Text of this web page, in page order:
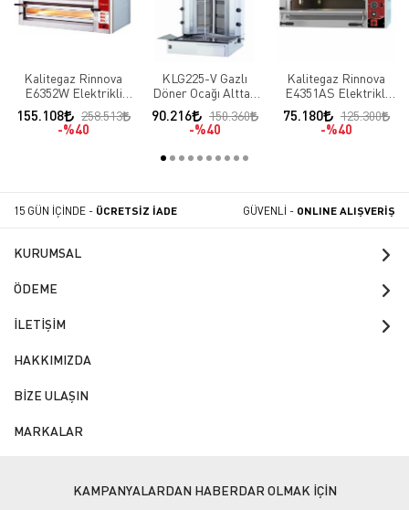
Kalitegaz Rinnova
E6352W Elektrikli
Pizza Fırını
Elektronik Kontrol
155.108
258.513
%40
KLG225-V Gazlı
Döner Ocağı Alttan
Motorlu V Model
Hareketli Gövde
90.216
150.360
%40
Kalitegaz Rinnova
E4351AS Elektrikli
Pizza Fırını Analog
Kontrol
75.180
125.300
%40
15 GÜN İÇİNDE - ÜCRETSİZ İADE GÜVENLİ - ONLINE ALIŞVERİŞ
KURUMSAL
ÖDEME
İLETİŞİM
HAKKIMIZDA
BİZE ULAŞIN
MARKALAR
KAMPANYALARDAN HABERDAR OLMAK İÇİN